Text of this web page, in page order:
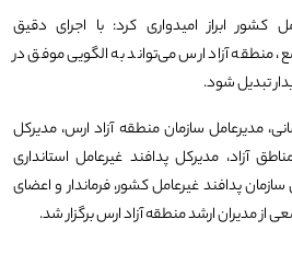
کشور ابراز امیدواری کرد: با اجرای دقیق
منطقه آزاد ارس می‌تواند به الگویی موفق در
تبدیل شود.
مدیرعامل سازمان منطقه آزاد ارس، مدیرکل
آزاد، مدیرکل پدافند غیرعامل استانداری
پدافند غیرعامل کشور، فرماندار و اعضای
از مدیران ارشد منطقه آزاد ارس برگزار شد.